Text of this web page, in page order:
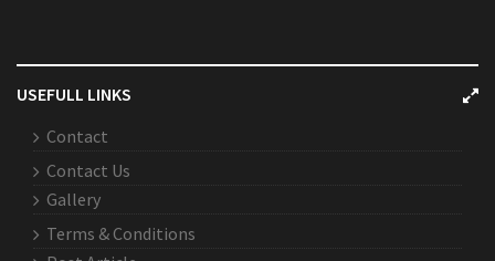
USEFULL LINKS
Contact
Contact Us
Gallery
Terms & Conditions